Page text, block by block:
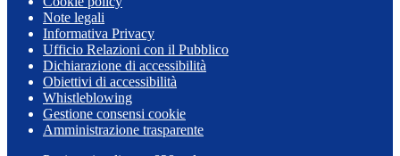
Note legali
Informativa Privacy
Ufficio Relazioni con il Pubblico
Dichiarazione di accessibilità
Obiettivi di accessibilità
Whistleblowing
Gestione consensi cookie
Amministrazione trasparente